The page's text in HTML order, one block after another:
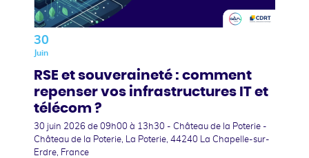
30
Juin
RSE et souveraineté : comment
repenser vos infrastructures IT et
télécom ?
30 juin 2026 de 09h00 à 13h30 - Château de la Poterie -
Château de la Poterie, La Poterie, 44240 La Chapelle-sur-
Erdre, France